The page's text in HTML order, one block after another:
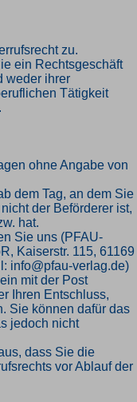
zu.
ein Rechtsgeschäft
weder ihrer
Tätigkeit
ohne Angabe von
dem Tag, an dem Sie
der Beförderer ist,
hat.
Sie uns (PFAU-
Kaiserstr. 115, 61169
info@pfau-verlag.de)
mit der Post
Ihren Entschluss,
Sie können dafür das
jedoch nicht
dass Sie die
vor Ablauf der